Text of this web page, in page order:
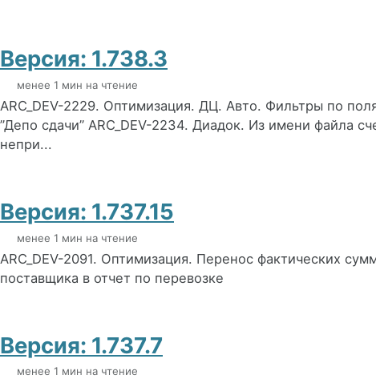
Версия: 1.738.3
менее 1 мин на чтение
ARC_DEV-2229. Оптимизация. ДЦ. Авто. Фильтры по
”Депо сдачи” ARC_DEV-2234. Диадок. Из имени файла
непри...
Версия: 1.737.15
менее 1 мин на чтение
ARC_DEV-2091. Оптимизация. Перенос фактических
поставщика в отчет по перевозке
Версия: 1.737.7
менее 1 мин на чтение